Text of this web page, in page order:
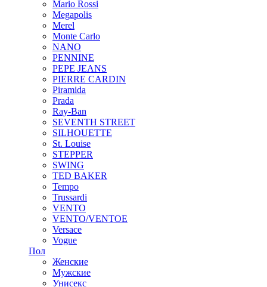
Mario Rossi
Megapolis
Merel
Monte Carlo
NANO
PENNINE
PEPE JEANS
PIERRE CARDIN
Piramida
Prada
Ray-Ban
SEVENTH STREET
SILHOUETTE
St. Louise
STEPPER
SWING
TED BAKER
Tempo
Trussardi
VENTO
VENTO/VENTOE
Versace
Vogue
Пол
Женские
Мужские
Унисекс